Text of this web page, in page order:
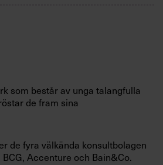
som består av unga talangfulla
de fram sina
de fyra välkända konsultbolagen
Accenture och Bain&Co.